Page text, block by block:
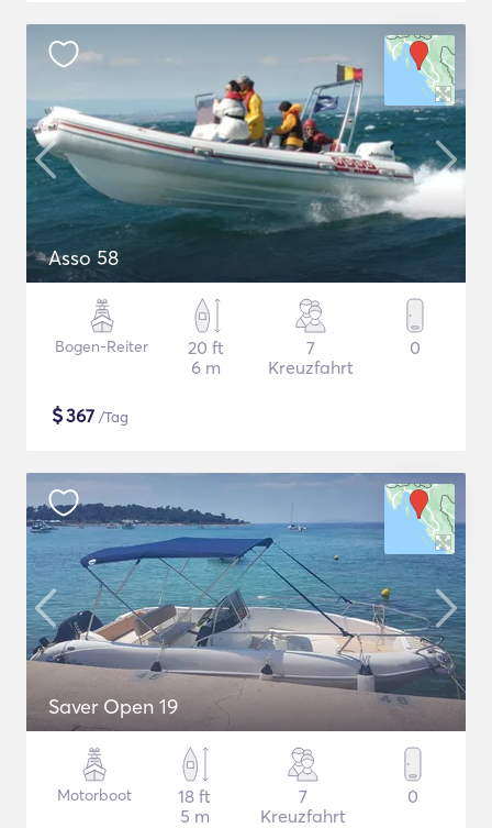
Asso 58
Bogen-Reiter
20 ft
6 m
7
Kreuzfahrt
0
$367 /Tag
Saver Open 19
Motorboot
18 ft
5 m
7
Kreuzfahrt
0